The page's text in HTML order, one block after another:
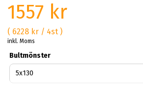
1557 kr
( 6228 kr / 4st )
inkl. Moms
Bultmönster